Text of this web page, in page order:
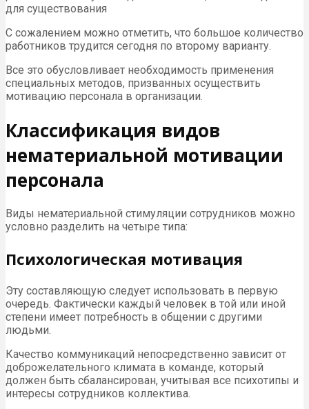
для существования
С сожалением можно отметить, что большое количество
работников трудится сегодня по второму варианту.
Все это обусловливает необходимость применения
специальных методов, призванных осуществить
мотивацию персонала в организации.
Классификация видов
нематериальной мотивации
персонала
Виды нематериальной стимуляции сотрудников можно
условно разделить на четыре типа:
Психологическая мотивация
Эту составляющую следует использовать в первую
очередь. Фактически каждый человек в той или иной
степени имеет потребность в общении с другими
людьми.
Качество коммуникаций непосредственно зависит от
доброжелательного климата в команде, который
должен быть сбалансирован, учитывая все психотипы и
интересы сотрудников коллектива.